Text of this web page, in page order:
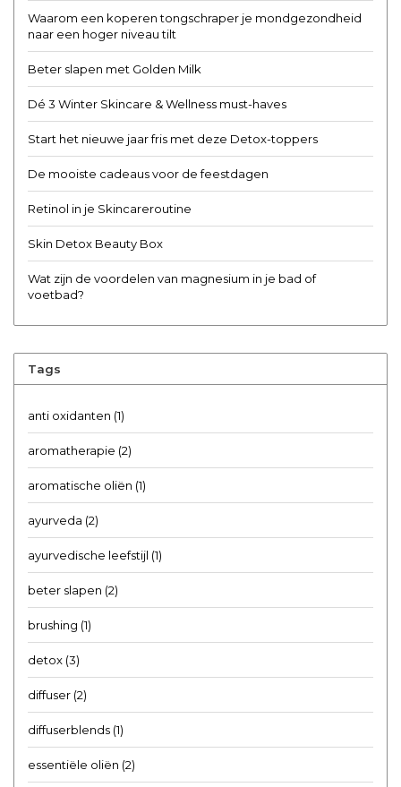
Waarom een koperen tongschraper je mondgezondheid
naar een hoger niveau tilt
Beter slapen met Golden Milk
Dé 3 Winter Skincare & Wellness must-haves
Start het nieuwe jaar fris met deze Detox-toppers
De mooiste cadeaus voor de feestdagen
Retinol in je Skincareroutine
Skin Detox Beauty Box
Wat zijn de voordelen van magnesium in je bad of
voetbad?
Tags
anti oxidanten (1)
aromatherapie (2)
aromatische oliën (1)
ayurveda (2)
ayurvedische leefstijl (1)
beter slapen (2)
brushing (1)
detox (3)
diffuser (2)
diffuserblends (1)
essentiële oliën (2)